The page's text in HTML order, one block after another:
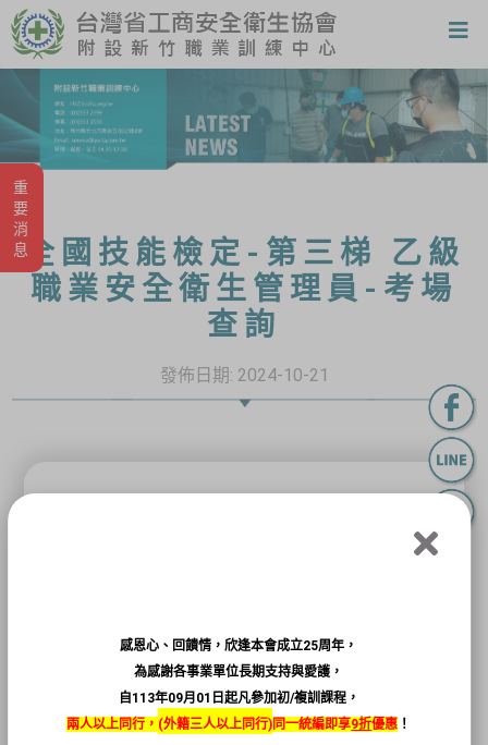
重要消息全國技能檢定-第三梯 乙級
職業安全衛生管理員-考場
查詢
發佈日期: 2024-10-21
乙級職業安全衛生管
https://eservice.wdasec.gov.tw/WWW/C101Q
若考生分配至本中心考試，測驗日
感恩心、回饋情，欣逢本會成立25周年，
為感謝各事業單位長期支持與愛護，
自113年09月01日起凡參加初/複訓課程，
兩人以上同行， (外籍三人以上同行)同一統編即享9折優惠 ！